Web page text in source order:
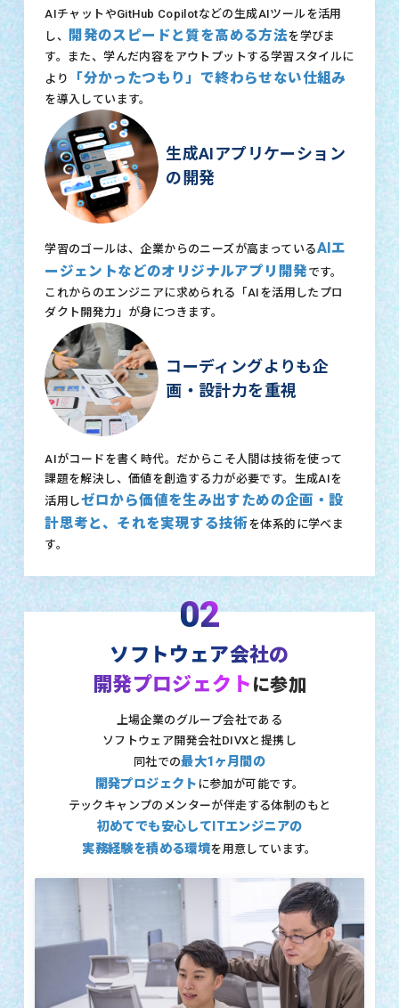
AIチャットやGitHub Copilotなどの生成AIツールを活用
し、
開発のスピードと質を高める方法を学びま
す。また、学んだ内容をアウトプットする学習スタイルに
より
「分かったつもり」で終わらせない仕組み
を導入しています。
生成AIアプリケーション
の開発
学習のゴールは、企業からのニーズが高まっているAIエ
ージェントなどのオリジナルアプリ開発です。
これからのエンジニアに求められる「AIを活用したプロ
ダクト開発力」が身につきます。
コーディングよりも企
画・設計力を重視
AIがコードを書く時代。だからこそ人間は技術を使って
課題を解決し、価値を創造する力が必要です。生成AIを
活用しゼロから価値を生み出すための企画・設
計思考と、それを実現する技術を体系的に学べま
す。
02
ソフトウェア会社の
開発プロジェクト に参加
上場企業のグループ会社である
ソフトウェア開発会社DIVXと提携し
同社での最大1ヶ月間の
開発プロジェクト に参加が可能です。
テックキャンプのメンターが伴走する体制のもと
初めてでも安心してITエンジニアの
実務経験を積める環境を用意しています。